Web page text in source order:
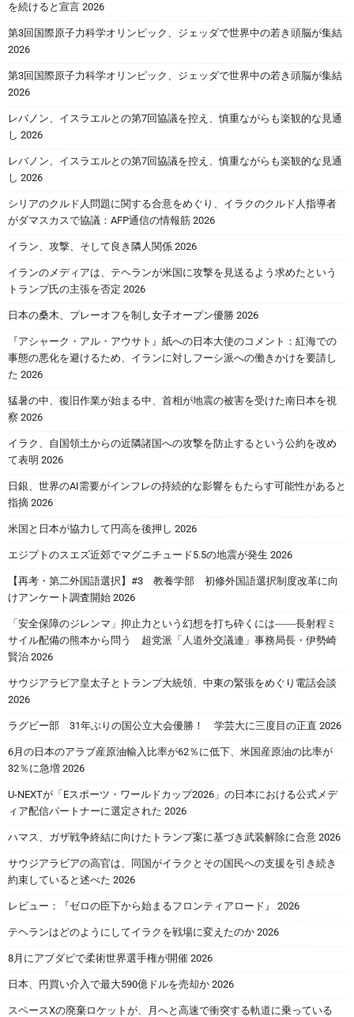
を続けると宣言 2026
第3回国際原子力科学オリンピック、ジェッダで世界中の若き頭脳が集結
2026
第3回国際原子力科学オリンピック、ジェッダで世界中の若き頭脳が集結
2026
レバノン、イスラエルとの第7回協議を控え、慎重ながらも楽観的な見通
し 2026
レバノン、イスラエルとの第7回協議を控え、慎重ながらも楽観的な見通
し 2026
シリアのクルド人問題に関する合意をめぐり、イラクのクルド人指導者
がダマスカスで協議：AFP通信の情報筋 2026
イラン、攻撃、そして良き隣人関係 2026
イランのメディアは、テヘランが米国に攻撃を見送るよう求めたという
トランプ氏の主張を否定 2026
日本の桑木、プレーオフを制し女子オープン優勝 2026
『アシャーク・アル・アウサト』紙への日本大使のコメント：紅海での
事態の悪化を避けるため、イランに対しフーシ派への働きかけを要請し
た 2026
猛暑の中、復旧作業が始まる中、首相が地震の被害を受けた南日本を視
察 2026
イラク、自国領土からの近隣諸国への攻撃を防止するという公約を改め
て表明 2026
日銀、世界のAI需要がインフレの持続的な影響をもたらす可能性があると
指摘 2026
米国と日本が協力して円高を後押し 2026
エジプトのスエズ近郊でマグニチュード5.5の地震が発生 2026
【再考・第二外国語選択】#3 教養学部 初修外国語選択制度改革に向
けアンケート調査開始 2026
「安全保障のジレンマ」抑止力という幻想を打ち砕くには――長射程ミ
サイル配備の熊本から問う 超党派「人道外交議連」事務局長・伊勢崎
賢治 2026
サウジアラビア皇太子とトランプ大統領、中東の緊張をめぐり電話会談
2026
ラグビー部 31年ぶりの国公立大会優勝！ 学芸大に三度目の正直 2026
6月の日本のアラブ産原油輸入比率が62％に低下、米国産原油の比率が
32％に急増 2026
U-NEXTが「Eスポーツ・ワールドカップ2026」の日本における公式メデ
ィア配信パートナーに選定された 2026
ハマス、ガザ戦争終結に向けたトランプ案に基づき武装解除に合意 2026
サウジアラビアの高官は、同国がイラクとその国民への支援を引き続き
約束していると述べた 2026
レビュー：『ゼロの臣下から始まるフロンティアロード』 2026
テヘランはどのようにしてイラクを戦場に変えたのか 2026
8月にアブダビで柔術世界選手権が開催 2026
日本、円買い介入で最大590億ドルを売却か 2026
スペースXの廃棄ロケットが、月へと高速で衝突する軌道に乗っている